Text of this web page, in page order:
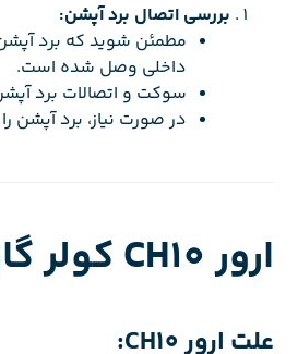
بررسی اتصال برد آپشن:
مطمئن شوید که برد
داخلی وصل شده است.
سوکت و اتصالات برد
در صورت نیاز، برد آپشن
ارور CH10 کولر گازی ال جی
علت ارور CH10: